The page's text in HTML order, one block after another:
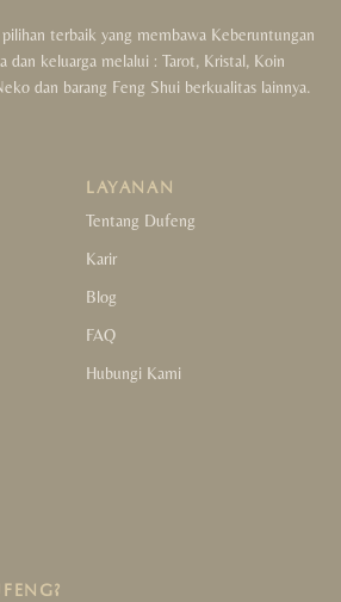
terbaik yang membawa Keberuntungan
dan keluarga melalui : Tarot, Kristal, Koin
dan barang Feng Shui berkualitas lainnya.
LAYANAN
Tentang Dufeng
Karir
Blog
FAQ
Hubungi Kami